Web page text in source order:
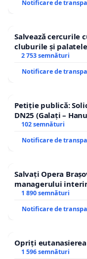
Notificare de
Salvează cercurile
cluburile și
2 753 semnături
Notificare de
Petiție publică:
DN25 (Galați –
traseului în afara
102 semnături
Notificare de
Salvați Opera
managerului
1 890 semnături
Notificare de
Opriți
1 596 semnături